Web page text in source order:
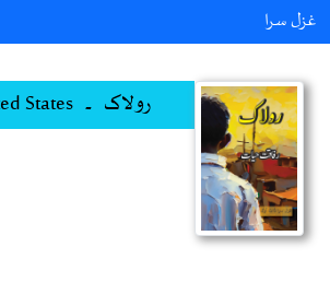
غزل سرا
رولاک ۔ Buy in United States